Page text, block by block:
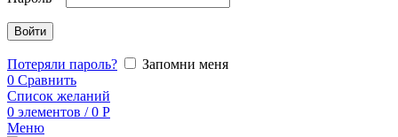
Войти
Потеряли пароль?
Запомни меня
0 Сравнить
Список желаний
0 элементов / 0 Р
Меню